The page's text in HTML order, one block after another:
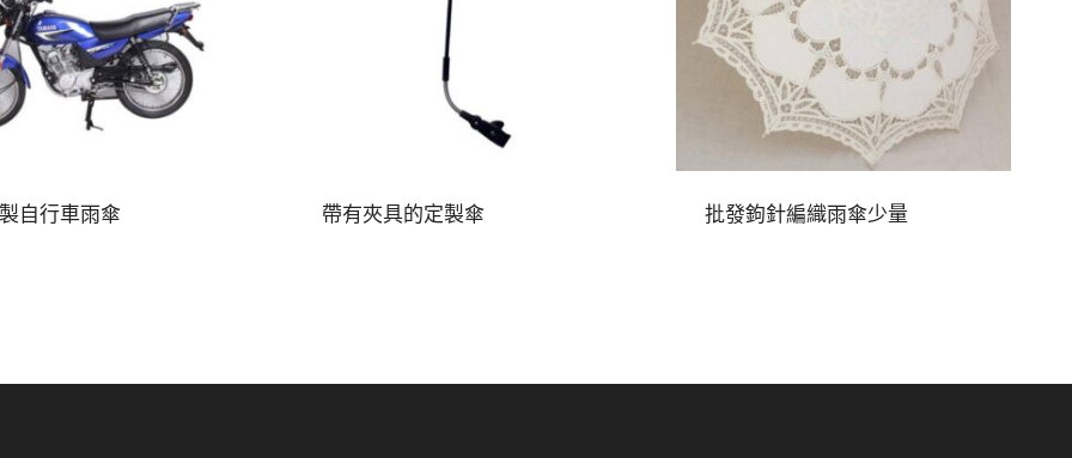
自行車雨傘 帶有夾具的定製傘 批發鉤針編織雨傘少量